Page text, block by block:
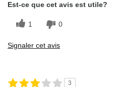
Est-ce que cet avis est utile?
1 0
Signaler cet avis
3